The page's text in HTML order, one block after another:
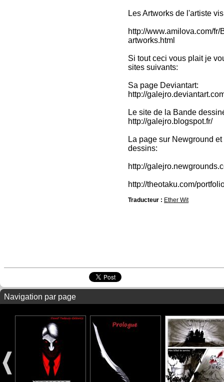
Les Artworks de l'artiste
http://www.amilova.com/
artworks.html
Si tout ceci vous plait je
sites suivants:
Sa page Deviantart:
http://
Le site de la Bande
http://galejro.blogspot.fr/
La page sur Newground
dessins:
http://
http://theotaku.com/
Traducteur : Ether Wit
Navigation par page